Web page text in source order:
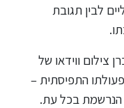
לבין תגובת
צילום ווידאו של
התפיסתית –
הנרשמת בכל עת.